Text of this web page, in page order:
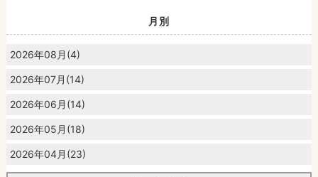
月別
2026年08月(4)
2026年07月(14)
2026年06月(14)
2026年05月(18)
2026年04月(23)